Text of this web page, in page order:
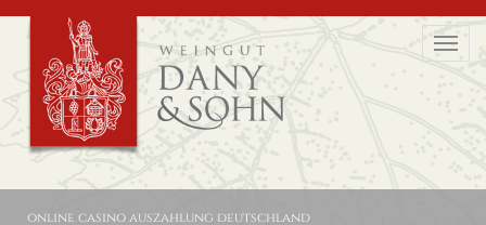
online casino auszahlung deutschland